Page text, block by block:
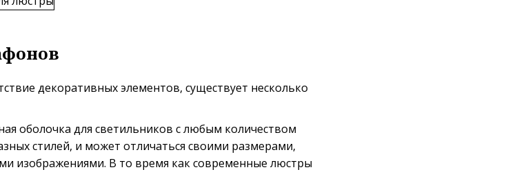
декоративных элементов, существует несколько
оболочка для светильников с любым количеством
стилей, и может отличаться своими размерами,
изображениями. В то время как современные люстры